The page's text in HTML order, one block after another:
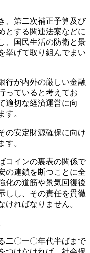
、第二次補正予算及び
とする関連法案などに
、国民生活の防衛と景
挙げて取り組んでまい
行が内外の厳しい金融
っていると考えてお
適切な経済運営に向
す。
の安定財源確保に向け
す。
コインの裏表の関係で
の連鎖を断つことに全
化の道筋や景気回復後
しし、その責任を貫徹
ければなりません。
二〇一〇年代半ばまで